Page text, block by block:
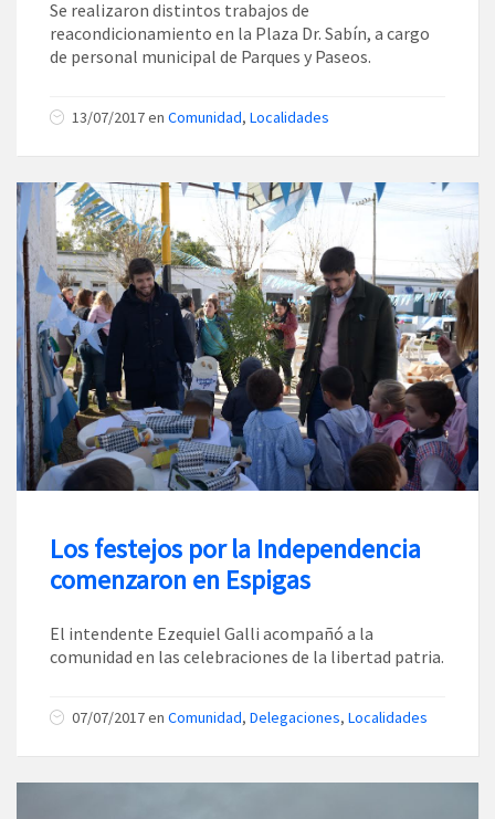
Se realizaron distintos trabajos de
reacondicionamiento en la Plaza Dr. Sabín, a cargo
de personal municipal de Parques y Paseos.
13/07/2017en Comunidad, Localidades
Los festejos por la Independencia
comenzaron en Espigas
El intendente Ezequiel Galli acompañó a la
comunidad en las celebraciones de la libertad patria.
07/07/2017en Comunidad, Delegaciones, Localidades